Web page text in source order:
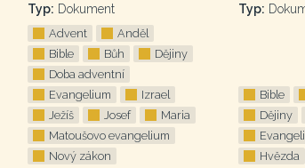
Typ: Dokument
Advent
Anděl
Bible
Bůh
Dějiny
Doba adventní
Evangelium
Izrael
Ježíš
Josef
Maria
Matoušovo evangelium
Nový zákon
Typ:
Bible
Dějiny
Hvězda